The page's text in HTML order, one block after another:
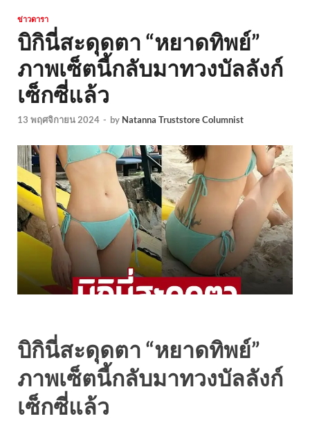
ข่าวดารา
บิกินี่สะดุดตา “หยาดทิพย์”
ภาพเซ็ตนี้กลับมาทวงบัลลังก์
เซ็กซี่แล้ว
13 พฤศจิกายน 2024 - by Natanna Truststore Columnist
บิกินี่สะดุดตา “หยาดทิพย์”
ภาพเซ็ตนี้กลับมาทวงบัลลังก์
เซ็กซี่แล้ว